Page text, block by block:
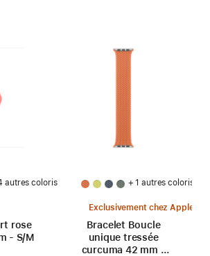
autres coloris
rose
- S/M
+ 1 autres coloris
Exclusivement chez Apple
Bracelet Boucle
unique tressée
curcuma 42 mm -